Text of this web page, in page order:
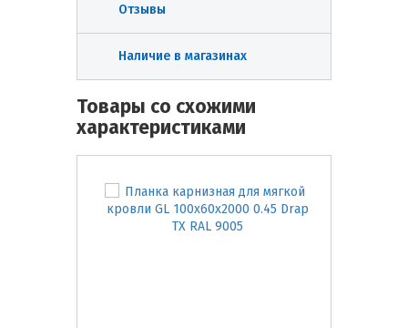
Отзывы
Наличие в магазинах
Товары со схожими
характеристиками